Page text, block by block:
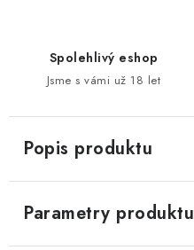
Spolehlivý eshop
Jsme s vámi už 18 let
Popis produktu
Parametry produktu